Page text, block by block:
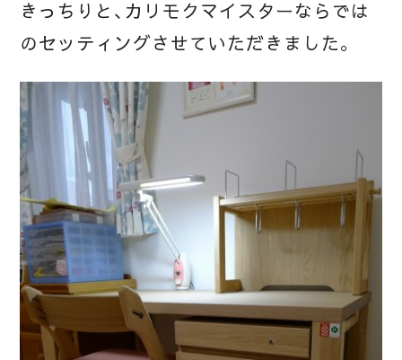
きっちりと、カリモクマイスターならでは
のセッティングさせていただきました。